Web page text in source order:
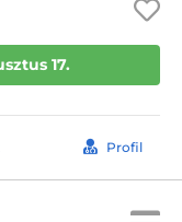
17.
Profil